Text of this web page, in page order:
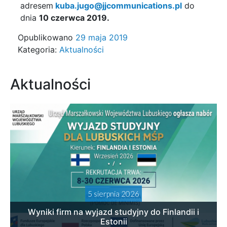
adresem kuba.jugo@jjcommunications.pl do
dnia 10 czerwca 2019.
Opublikowano 29 maja 2019
Kategoria: Aktualności
Aktualności
5 sierpnia 2026
Wyniki firm na wyjazd studyjny do Finlandii i
Estonii